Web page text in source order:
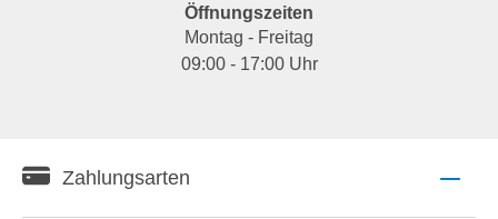
Öffnungszeiten
Montag - Freitag
09:00 - 17:00 Uhr
Zahlungsarten